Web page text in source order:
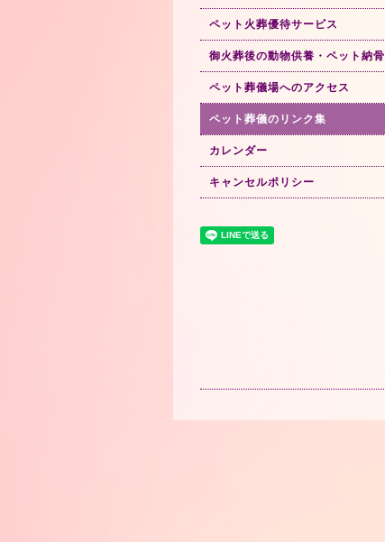
ペット火葬優待サービス
御火葬後の動物供養・ペット納骨
ペット葬儀場へのアクセス
ペット葬儀のリンク集
カレンダー
キャンセルポリシー